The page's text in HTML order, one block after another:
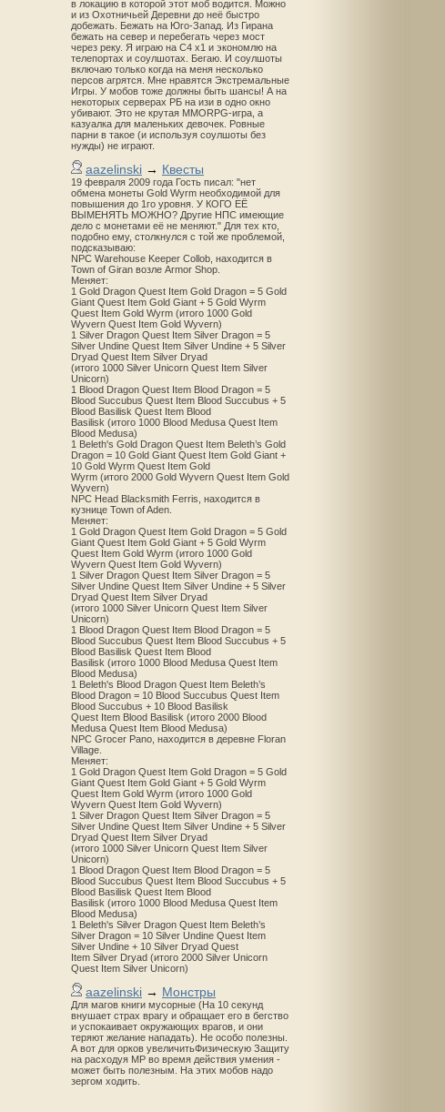
в локацию в которой этот моб водится. Можно
и из Охотничьей Деревни до неё быстро
добежать. Бежать на Юго-Запад. Из Гирана
бежать на север и перебегать через мост
через реку. Я играю на С4 х1 и экономлю на
телепортах и соулшотах. Бегаю. И соулшоты
включаю только когда на меня несколько
персов агрятся. Мне нравятся Экстремальные
Игры. У мобов тоже должны быть шансы! А на
некоторых серверах РБ на изи в одно окно
убивают. Это не крутая MMORPG-игра, а
казуалка для маленьких девочек. Ровные
парни в такое (и используя соулшоты без
нужды) не играют.
aazelinski → Квесты
19 февраля 2009 года Гость писал: "нет
обмена монеты Gold Wyrm необходимой для
повышения до 1го уровня. У КОГО ЕЁ
ВЫМЕНЯТЬ МОЖНО? Другие НПС имеющие
дело с монетами её не меняют." Для тех кто,
подобно ему, столкнулся с той же проблемой,
подсказываю:
NPC Warehouse Keeper Collob, находится в
Town of Giran возле Armor Shop.
Меняет:
1 Gold Dragon Quest Item Gold Dragon = 5 Gold
Giant Quest Item Gold Giant + 5 Gold Wyrm
Quest Item Gold Wyrm (итого 1000 Gold
Wyvern Quest Item Gold Wyvern)
1 Silver Dragon Quest Item Silver Dragon = 5
Silver Undine Quest Item Silver Undine + 5 Silver
Dryad Quest Item Silver Dryad
(итого 1000 Silver Unicorn Quest Item Silver
Unicorn)
1 Blood Dragon Quest Item Blood Dragon = 5
Blood Succubus Quest Item Blood Succubus + 5
Blood Basilisk Quest Item Blood
Basilisk (итого 1000 Blood Medusa Quest Item
Blood Medusa)
1 Beleth's Gold Dragon Quest Item Beleth’s Gold
Dragon = 10 Gold Giant Quest Item Gold Giant +
10 Gold Wyrm Quest Item Gold
Wyrm (итого 2000 Gold Wyvern Quest Item Gold
Wyvern)
NPC Head Blacksmith Ferris, находится в
кузнице Town of Aden.
Меняет:
1 Gold Dragon Quest Item Gold Dragon = 5 Gold
Giant Quest Item Gold Giant + 5 Gold Wyrm
Quest Item Gold Wyrm (итого 1000 Gold
Wyvern Quest Item Gold Wyvern)
1 Silver Dragon Quest Item Silver Dragon = 5
Silver Undine Quest Item Silver Undine + 5 Silver
Dryad Quest Item Silver Dryad
(итого 1000 Silver Unicorn Quest Item Silver
Unicorn)
1 Blood Dragon Quest Item Blood Dragon = 5
Blood Succubus Quest Item Blood Succubus + 5
Blood Basilisk Quest Item Blood
Basilisk (итого 1000 Blood Medusa Quest Item
Blood Medusa)
1 Beleth's Blood Dragon Quest Item Beleth’s
Blood Dragon = 10 Blood Succubus Quest Item
Blood Succubus + 10 Blood Basilisk
Quest Item Blood Basilisk (итого 2000 Blood
Medusa Quest Item Blood Medusa)
NPC Grocer Pano, находится в деревне Floran
Village.
Меняет:
1 Gold Dragon Quest Item Gold Dragon = 5 Gold
Giant Quest Item Gold Giant + 5 Gold Wyrm
Quest Item Gold Wyrm (итого 1000 Gold
Wyvern Quest Item Gold Wyvern)
1 Silver Dragon Quest Item Silver Dragon = 5
Silver Undine Quest Item Silver Undine + 5 Silver
Dryad Quest Item Silver Dryad
(итого 1000 Silver Unicorn Quest Item Silver
Unicorn)
1 Blood Dragon Quest Item Blood Dragon = 5
Blood Succubus Quest Item Blood Succubus + 5
Blood Basilisk Quest Item Blood
Basilisk (итого 1000 Blood Medusa Quest Item
Blood Medusa)
1 Beleth's Silver Dragon Quest Item Beleth’s
Silver Dragon = 10 Silver Undine Quest Item
Silver Undine + 10 Silver Dryad Quest
Item Silver Dryad (итого 2000 Silver Unicorn
Quest Item Silver Unicorn)
aazelinski → Монстры
Для магов книги мусорные (На 10 секунд
внушает страх врагу и обращает его в бегство
и успокаивает окружающих врагов, и они
теряют желание нападать). Не особо полезны.
А вот для орков увеличитьФизическую Защиту
на расходуя MP во время действия умения -
может быть полезным. На этих мобов надо
зергом ходить.